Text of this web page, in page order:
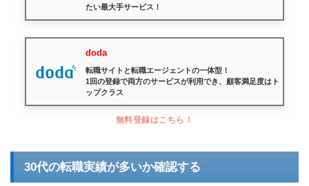
たい最大手サービス！
doda
転職サイトと転職エージェントの一体型！
1回の登録で両方のサービスが利用でき、顧客満足度はト
ップクラス
無料登録はこちら！
30代の転職実績が多いか確認する